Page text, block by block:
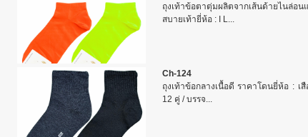
ถุงเท้าข้อตาตุ่มผลิตจากเส้นด้ายไนล่
สบายเท้ายี่ห้อ : I L...
Ch-124
ถุงเท้าข้อกลางเนื้อดี ราคาโดนยี่ห้อ : เ
12 คู่ / บรรจ...